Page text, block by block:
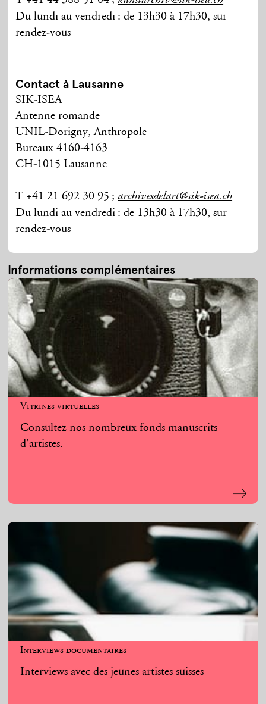
Du lundi au vendredi : de 13h30 à 17h30, sur
rendez-vous
Contact à Lausanne
SIK-ISEA
Antenne romande
UNIL-Dorigny, Anthropole
Bureaux 4160-4163
CH-1015 Lausanne
T +41 21 692 30 95 ;archivesdelart@sik-isea.ch
Du lundi au vendredi : de 13h30 à 17h30, sur
rendez-vous
Informations complémentaires
Vitrines virtuelles
Consultez nos nombreux fonds manuscrits
d’artistes.
Interviews documentaires
Interviews avec des jeunes artistes suisses